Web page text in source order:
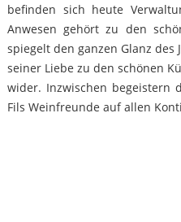
befinden sich heute
Anwesen gehört zu den
spiegelt den ganzen Glanz
seiner Liebe zu den schönen
wider. Inzwischen begeistern
Fils Weinfreunde auf allen